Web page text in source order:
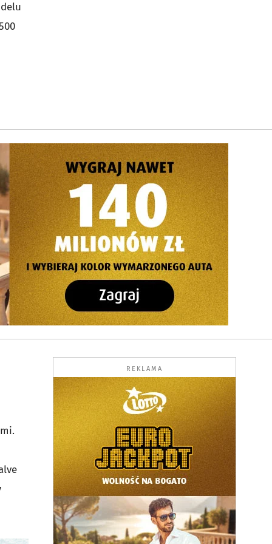
REKLAMA